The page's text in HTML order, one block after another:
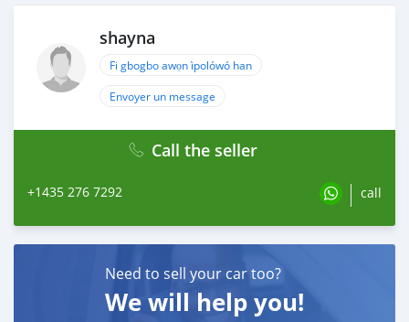
shayna
Fi gbogbo awọn ìpolówó han
Envoyer un message
Call the seller
+1435 276 7292 call
Need to sell your car too?
We will help you!